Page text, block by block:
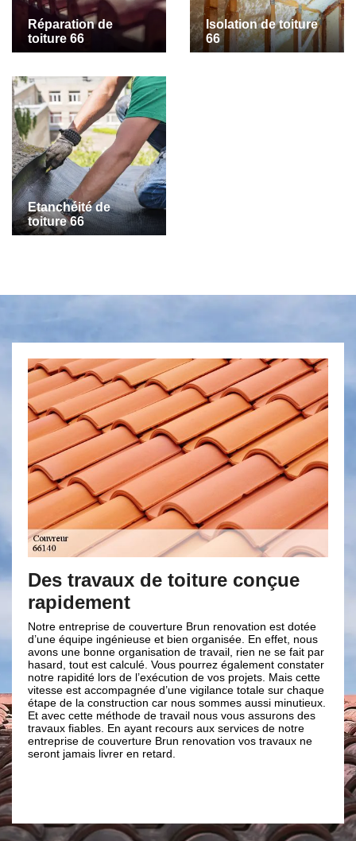
Réparation de
toiture 66
Isolation de toiture
66
Etanchéité de
toiture 66
de toiture conçue
de couverture Brun renovation est dotée
ingénieuse et bien organisée. En effet, nous
bonne organisation de travail, rien ne se fait par
est calculé. Vous pourrez également constater
lors de l’exécution de vos projets. Mais cette
accompagnée d’une vigilance totale sur chaque
la construction car nous sommes aussi minutieux.
méthode de travail nous vous assurons des
En ayant recours aux services de notre
de couverture Brun renovation vos travaux ne
livrer en retard.
Nos
Notre entreprise
interventions
66140 et de ses
expertise et notre
couverture, quel
Dans tous les
renovation et nos
en main votre
des travaux de
des résultats à la
contactez notre
nous vous
projet toiture